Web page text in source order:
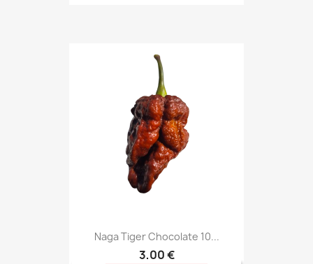
Naga Tiger Chocolate 10...
3,00 €